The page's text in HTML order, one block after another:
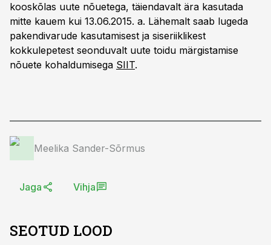
kooskõlas uute nõuetega, täiendavalt ära kasutada
mitte kauem kui 13.06.2015. a. Lähemalt saab lugeda
pakendivarude kasutamisest ja siseriiklikest
kokkulepetest seonduvalt uute toidu märgistamise
nõuete kohaldumisega SIIT.
Meelika Sander-Sõrmus
Jaga Vihja
SEOTUD LOOD